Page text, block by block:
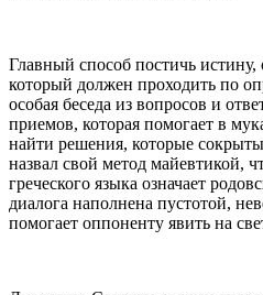
Главный способ постичь истину,
который должен проходить по
особая беседа из вопросов и
приемов, которая помогает в
найти решения, которые
назвал свой метод майевтикой,
греческого языка означает
диалога наполнена пустотой,
помогает оппоненту явить на